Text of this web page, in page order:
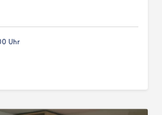
Uhr
zulassen